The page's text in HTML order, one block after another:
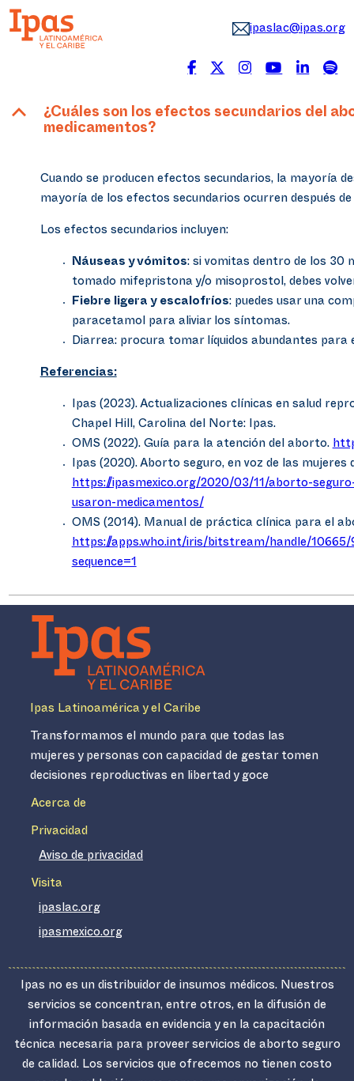
ipaslac@ipas.org
B ¿Cuáles son los efectos secundarios del
medicamentos?
Cuando se producen efectos secundarios, la mayoría
mayoría de los efectos secundarios ocurren después
Los efectos secundarios incluyen:
Náuseas y vómitos: si vomitas dentro de los 30
tomado mifepristona y/o misoprostol, debes
Fiebre ligera y escalofríos: puedes usar una
paracetamol para aliviar los síntomas.
Diarrea: procura tomar líquidos abundantes para
Referencias:
Ipas (2023). Actualizaciones clínicas en salud
Chapel Hill, Carolina del Norte: Ipas.
OMS (2022). Guía para la atención del aborto.
Ipas (2020). Aborto seguro, en voz de las mujeres
https://ipasmexico.org/2020/03/11/aborto-
usaron-medicamentos/
OMS (2014). Manual de práctica clínica para el
https://apps.who.int/iris/bitstream/handle/10665/
sequence=1
Ipas Latinoamérica y el Caribe
Transformamos el mundo para que todas las
mujeres y personas con capacidad de gestar tomen
decisiones reproductivas en libertad y goce
Acerca de
Privacidad
Aviso de privacidad
Visita
ipaslac.org
ipasmexico.org
Ipas no es un distribuidor de insumos médicos. Nuestros
servicios se concentran, entre otros, en la difusión de
información basada en evidencia y en la capacitación
técnica necesaria para proveer servicios de aborto seguro
de calidad. Los servicios que ofrecemos no tienen costo